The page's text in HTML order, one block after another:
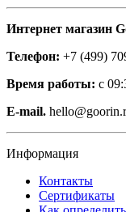
Интернет магазин
Телефон: +7 (499)
Время работы: с
E-mail.
Информация
Контакты
Сертификаты